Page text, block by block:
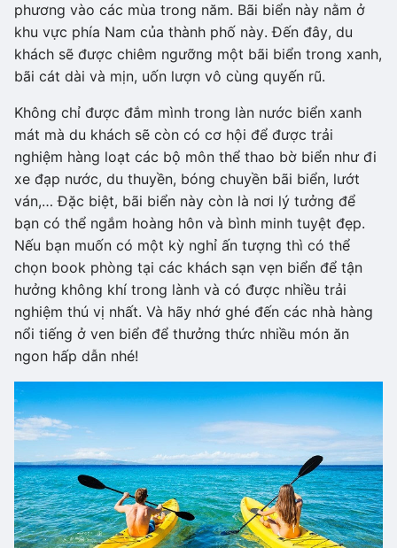
phương vào các mùa trong năm. Bãi biển này nằm ở
khu vực phía Nam của thành phố này. Đến đây, du
khách sẽ được chiêm ngưỡng một bãi biển trong xanh,
bãi cát dài và mịn, uốn lượn vô cùng quyến rũ.
Không chỉ được đắm mình trong làn nước biển xanh
mát mà du khách sẽ còn có cơ hội để được trải
nghiệm hàng loạt các bộ môn thể thao bờ biển như đi
xe đạp nước, du thuyền, bóng chuyền bãi biển, lướt
ván,… Đặc biệt, bãi biển này còn là nơi lý tưởng để
bạn có thể ngắm hoàng hôn và bình minh tuyệt đẹp.
Nếu bạn muốn có một kỳ nghỉ ấn tượng thì có thể
chọn book phòng tại các khách sạn vẹn biển để tận
hưởng không khí trong lành và có được nhiều trải
nghiệm thú vị nhất. Và hãy nhớ ghé đến các nhà hàng
nổi tiếng ở ven biển để thưởng thức nhiều món ăn
ngon hấp dẫn nhé!